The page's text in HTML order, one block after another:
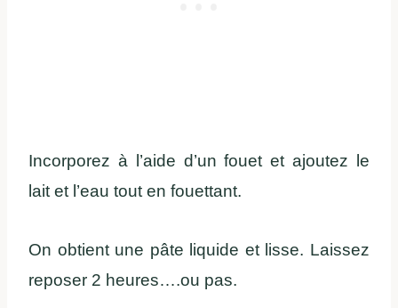
Incorporez à l’aide d’un fouet et ajoutez le
lait et l’eau tout en fouettant.
On obtient une pâte liquide et lisse. Laissez
reposer 2 heures….ou pas.